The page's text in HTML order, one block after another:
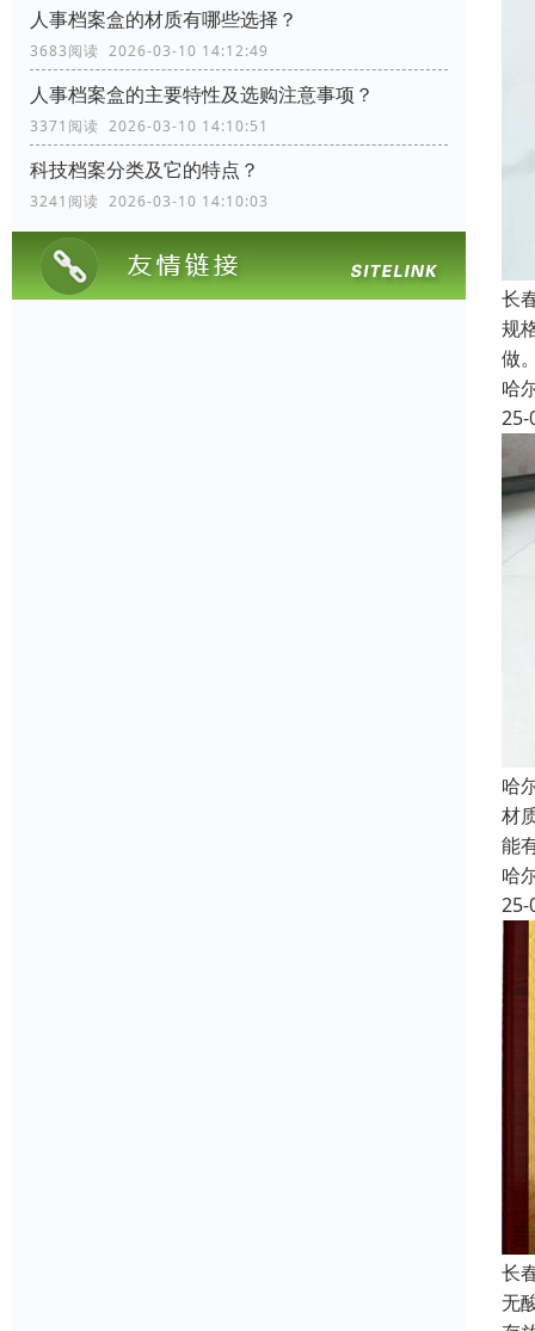
人事档案盒的材质有哪些选择？
3683阅读 2026-03-10 14:12:49
人事档案盒的主要特性及选购注意事项？
3371阅读 2026-03-10 14:10:51
科技档案分类及它的特点？
3241阅读 2026-03-10 14:10:03
长
规
做
哈
25-
哈
材
能
哈
25-
长
无